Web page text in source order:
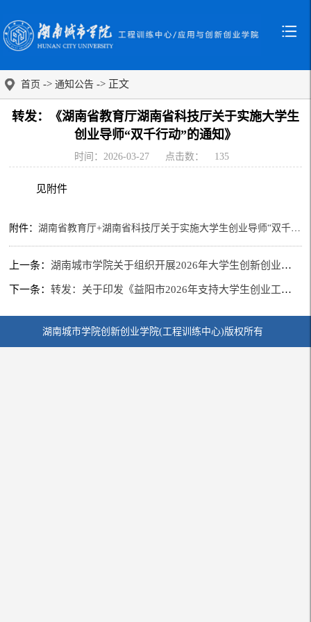
首页 -> 通知公告 -> 正文
转发：《湖南省教育厅湖南省科技厅关于实施大学生
创业导师“双千行动”的通知》
时间：2026-03-27 点击数： 135
见附件
附件：湖南省教育厅+湖南省科技厅关于实施大学生创业导师“双千行动”的通知0324.pdf
上一条：湖南城市学院关于组织开展2026年大学生创新创业训练计划项目申报工作的通知
下一条：转发：关于印发《益阳市2026年支持大学生创业工作要点》的通知
湖南城市学院创新创业学院(工程训练中心)版权所有